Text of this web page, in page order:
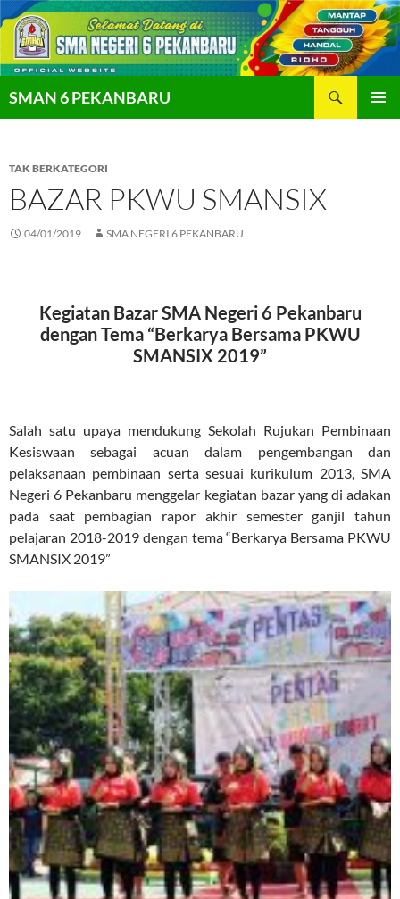
Langsung
ke
SMAN 6 PEKANBARU
TAK BERKATEGORI
BAZAR PKWU SMANSIX
04/01/2019 SMA NEGERI 6 PEKANBARU
Kegiatan Bazar SMA Negeri 6 Pekanbaru
dengan Tema “Berkarya Bersama PKWU
SMANSIX 2019”
Salah satu upaya mendukung Sekolah Rujukan Pembinaan
Kesiswaan sebagai acuan dalam pengembangan dan
pelaksanaan pembinaan serta sesuai kurikulum 2013, SMA
Negeri 6 Pekanbaru menggelar kegiatan bazar yang di adakan
pada saat pembagian rapor akhir semester ganjil tahun
pelajaran 2018-2019 dengan tema “Berkarya Bersama PKWU
SMANSIX 2019”